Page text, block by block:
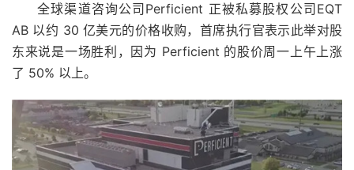
全球渠道咨询公司Perficient 正被私募股权公司EQT
AB 以约 30 亿美元的价格收购，首席执行官表示此举对股
东来说是一场胜利，因为 Perficient 的股价周一上午上涨
了 50% 以上。